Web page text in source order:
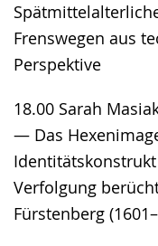
Frenswegen aus
Perspektive
18.00 Sarah
— Das
Verfolgung
Fürstenberg